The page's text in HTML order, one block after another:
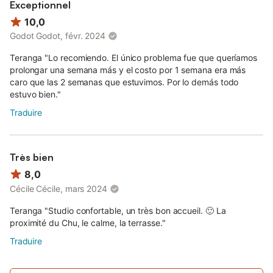
l’agence spécialisée en locations « prêt-à-vivre », qui sera à
votre écoute tout au long de votre séjour pour vous permettre
d’en profiter au mieux.
Exceptionnel
10,0
Godot Godot, févr. 2024
Teranga "Lo recomiendo. El único problema fue que queríamos
prolongar una semana más y el costo por 1 semana era más
caro que las 2 semanas que estuvimos. Por lo demás todo
estuvo bien."
Traduire
Très bien
8,0
Cécile Cécile, mars 2024
Teranga "Studio confortable, un très bon accueil. 🙂 La
proximité du Chu, le calme, la terrasse."
Traduire